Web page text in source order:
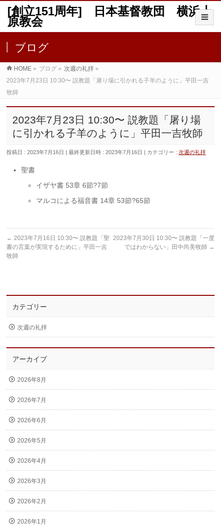
[創立151周年] 日本基督教団 横浜上
原教会
ブログ
HOME » ブログ » 次週の礼拝 »
2023年7月23日 10:30〜 説教題「屠り場に引かれる子羊のように」平田一吉
牧師
2023年7月23日 10:30〜 説教題「屠り場
に引かれる子羊のように」平田一吉牧師
投稿日 : 2023年7月16日 最終更新日時 : 2023年7月16日 カテゴリー :次週の礼拝
聖書
イザヤ書 53章 6節?7節
マルコによる福音書 14章 53節?65節
← 2023年7月16日 10:30〜 説教題「聖
書の言葉が実現するために」平田一吉
牧師
2023年7月30日 10:30〜 説教題「一度
ではわからない」田中尚美牧師 →
カテゴリー
次週の礼拝
アーカイブ
2026年8月
2026年7月
2026年6月
2026年5月
2026年4月
2026年3月
2026年2月
2026年1月